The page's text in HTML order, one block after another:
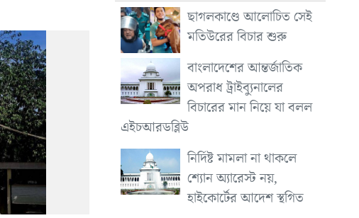
ছাগলকাণ্ডে আলোচিত সেই
মতিউরের বিচার শুরু
বাংলাদেশের আন্তর্জাতিক
অপরাধ ট্রাইব্যুনালের
বিচারের মান নিয়ে যা বলল
এইচআরডব্লিউ
নির্দিষ্ট মামলা না থাকলে
শ্যোন অ্যারেস্ট নয়,
হাইকোর্টের আদেশ স্থগিত